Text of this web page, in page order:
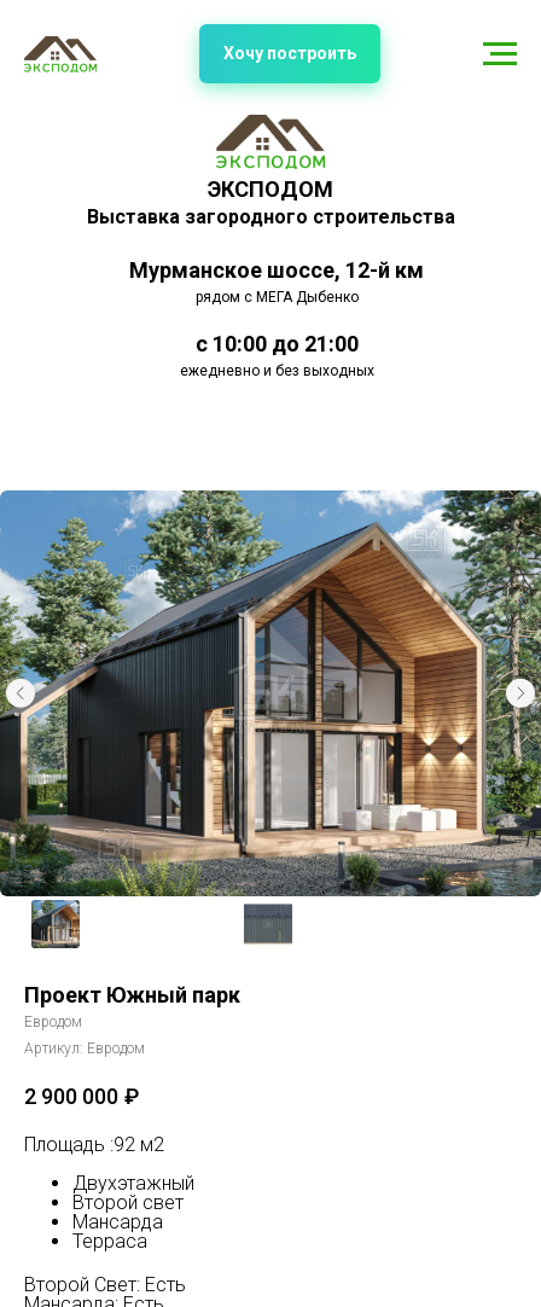
ЭКСПОДОМ
Выставка загородного строительства
Мурманское шоссе, 12-й км
рядом с МЕГА Дыбенко
с 10:00 до 21:00
ежедневно и без выходных
Хочу построить
Проект Южный парк
Евродом
Артикул: Евродом
2 900 000 ₽
Площадь :92 м2
Двухэтажный
Второй свет
Мансарда
Терраса
Второй Свет: Есть